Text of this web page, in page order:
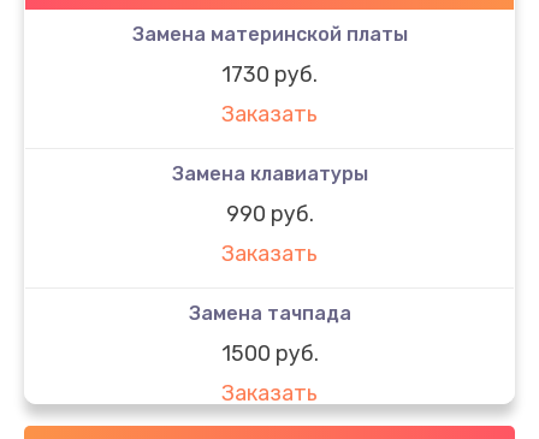
Замена материнской платы
1730 руб.
Заказать
Замена клавиатуры
990 руб.
Заказать
Замена тачпада
1500 руб.
Заказать